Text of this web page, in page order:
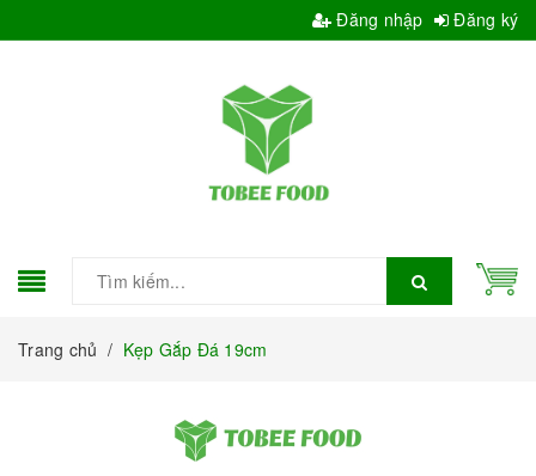
Đăng nhập Đăng ký
Trang chủ / Kẹp Gắp Đá 19cm